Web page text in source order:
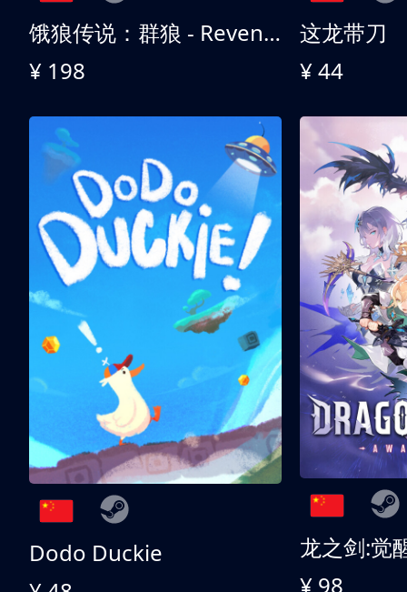
饿狼传说：群狼 - Revenge Edition
¥ 198
这龙带刀
¥ 44
Dodo Duckie
龙之剑:觉
¥ 98